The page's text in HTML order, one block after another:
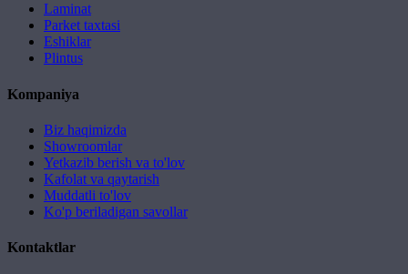
Laminat
Parket taxtasi
Eshiklar
Plintus
Kompaniya
Biz haqimizda
Showroomlar
Yetkazib berish va to'lov
Kafolat va qaytarish
Muddatli to'lov
Ko'p beriladigan savollar
Kontaktlar